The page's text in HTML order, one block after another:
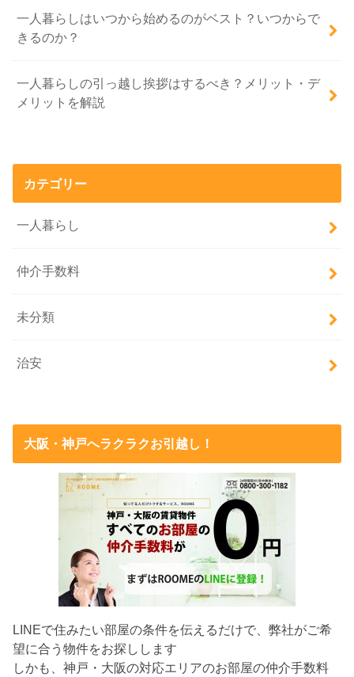
一人暮らしはいつから始めるのがベスト？いつからで
きるのか？
一人暮らしの引っ越し挨拶はするべき？メリット・デ
メリットを解説
カテゴリー
一人暮らし
仲介手数料
未分類
治安
大阪・神戸へラクラクお引越し！
LINEで住みたい部屋の条件を伝えるだけで、弊社がご希
望に合う物件をお探しします
しかも、神戸・大阪の対応エリアのお部屋の仲介手数料